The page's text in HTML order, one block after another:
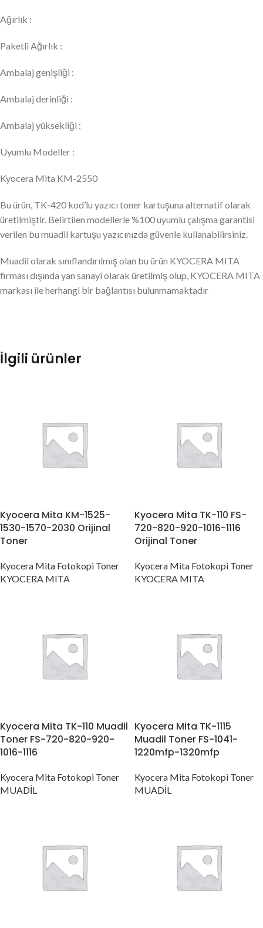
Ağırlık :
Paketli Ağırlık :
Ambalaj genişliği :
Ambalaj derinliği :
Ambalaj yüksekliği :
Uyumlu Modeller :
Kyocera Mita KM-2550
Bu ürün, TK-420 kod’lu yazıcı toner kartuşuna alternatif olarak
üretilmiştir. Belirtilen modellerle %100 uyumlu çalışma garantisi
verilen bu muadil kartuşu yazıcınızda güvenle kullanabilirsiniz.
Muadil olarak sınıflandırılmış olan bu ürün KYOCERA MITA
firması dışında yan sanayi olarak üretilmiş olup, KYOCERA MITA
markası ile herhangi bir bağlantısı bulunmamaktadır
İlgili ürünler
Kyocera Mita KM-1525-
1530-1570-2030 Orijinal
Toner
Kyocera Mita Fotokopi Toner
KYOCERA MITA
Kyocera Mita TK-110 FS-
720-820-920-1016-1116
Orijinal Toner
Kyocera Mita Fotokopi Toner
KYOCERA MITA
Kyocera Mita TK-110 Muadil
Toner FS-720-820-920-
1016-1116
Kyocera Mita Fotokopi Toner
MUADİL
Kyocera Mita TK-1115
Muadil Toner FS-1041-
1220mfp-1320mfp
Kyocera Mita Fotokopi Toner
MUADİL